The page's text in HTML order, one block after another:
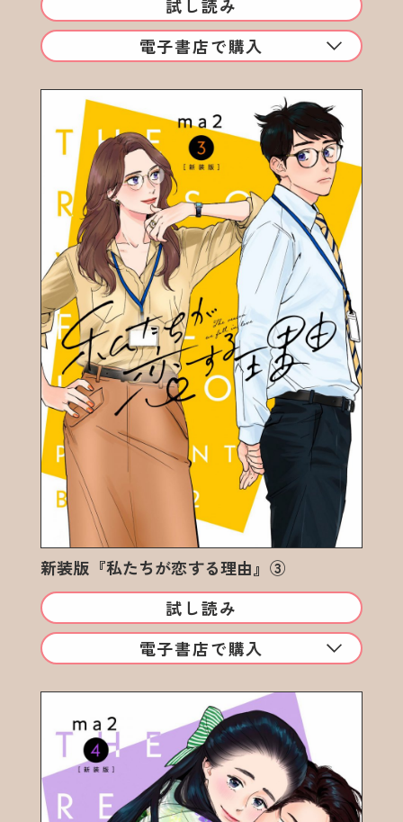
試し読み
電子書店で購入
新装版『私たちが恋する理由』③
試し読み
電子書店で購入